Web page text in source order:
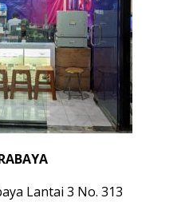
Lantai 3 No. 313